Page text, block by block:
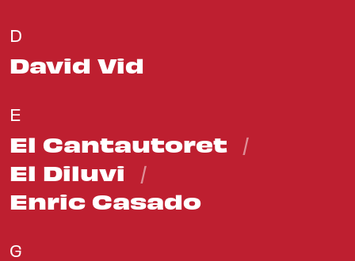
D
David Vid
E
El Cantautoret
El Diluvi
Enric Casado
G